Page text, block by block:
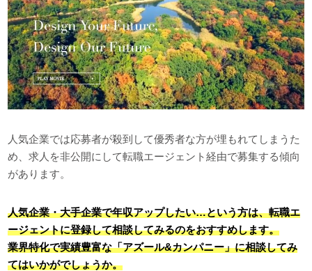
人気企業では応募者が殺到して優秀者な方が埋もれてしまうた
め、求人を非公開にして転職エージェント経由で募集する傾向
があります。
人気企業・大手企業で年収アップしたい…という方は、転職エ
ージェントに登録して相談してみるのをおすすめします。
業界特化で実績豊富な「アズール&カンパニー」に相談してみ
てはいかがでしょうか。